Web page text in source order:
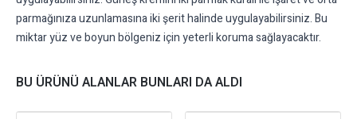
parmağınıza uzunlamasına iki şerit halinde uygulayabilirsiniz. Bu
miktar yüz ve boyun bölgeniz için yeterli koruma sağlayacaktır.
BU ÜRÜNÜ ALANLAR BUNLARI DA ALDI